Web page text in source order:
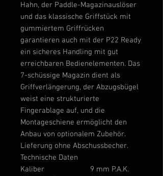
Hahn, der Paddle-Magazinauslöser
und das klassische Griffstück mit
gummiertem Griffrücken
garantieren auch mit der P22 Ready
ein sicheres Handling mit gut
erreichbaren Bedienelementen. Das
7-schüssige Magazin dient als
Griffverlängerung, der Abzugsbügel
weist eine strukturierte
Fingerablage auf, und die
Montageschiene ermöglicht den
Anbau von optionalem Zubehör.
Lieferung ohne Abschussbecher.
Technische Daten
Kaliber
9 mm P.A.K.